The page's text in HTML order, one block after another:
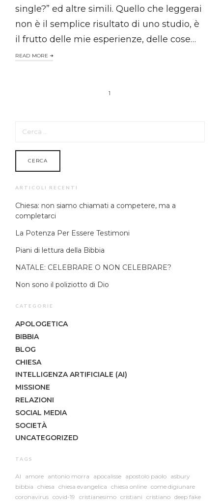
single?” ed altre simili. Quello che leggerai
non è il semplice risultato di uno studio, è
il frutto delle mie esperienze, delle cose…
READ MORE
1
PER:
ARTICOLI RECENTI
Chiesa: non siamo chiamati a competere, ma a
completarci
La Potenza Per Essere Testimoni
Piani di lettura della Bibbia
NATALE: CELEBRARE O NON CELEBRARE?
Non sono il poliziotto di Dio
CATEGORIE
APOLOGETICA
BIBBIA
BLOG
CHIESA
INTELLIGENZA ARTIFICIALE (AI)
MISSIONE
RELAZIONI
SOCIAL MEDIA
SOCIETÀ
UNCATEGORIZED
TAGS
AI amore antonio morra apocalisse apostolo paolo asbury
bibbia
chiesa chiesa evangelica chiesa online come digiunare
coronavirus covid-19 cristianesimo cristiani cristiano deep fake